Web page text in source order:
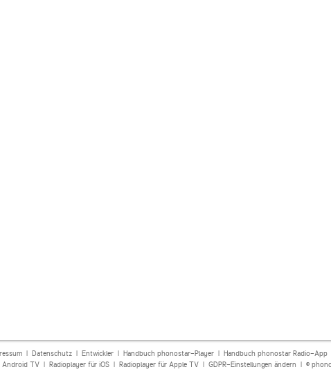
| Datenschutz| Entwickler| Handbuch phonostar-Player| Handbuch phonostar Radio-App
Android TV| Radioplayer für iOS| Radioplayer für Apple TV| GDPR-Einstellungen ändern | ©